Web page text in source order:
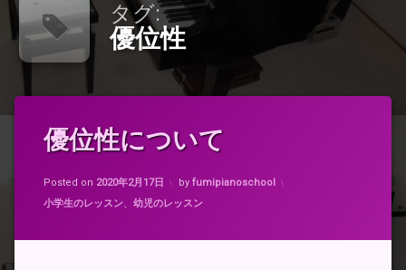
タグ:
優位性
優位性について
Posted on 2020年2月17日
Updated on 2024年4月20日
by fumipianoschool
カテゴリー:
小学生のレッスン、 幼児のレッスン